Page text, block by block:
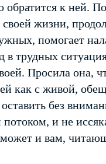
к ней.
жизни,
помогает
в трудных
Просила она,
как с живой,
без
и не
и вам,